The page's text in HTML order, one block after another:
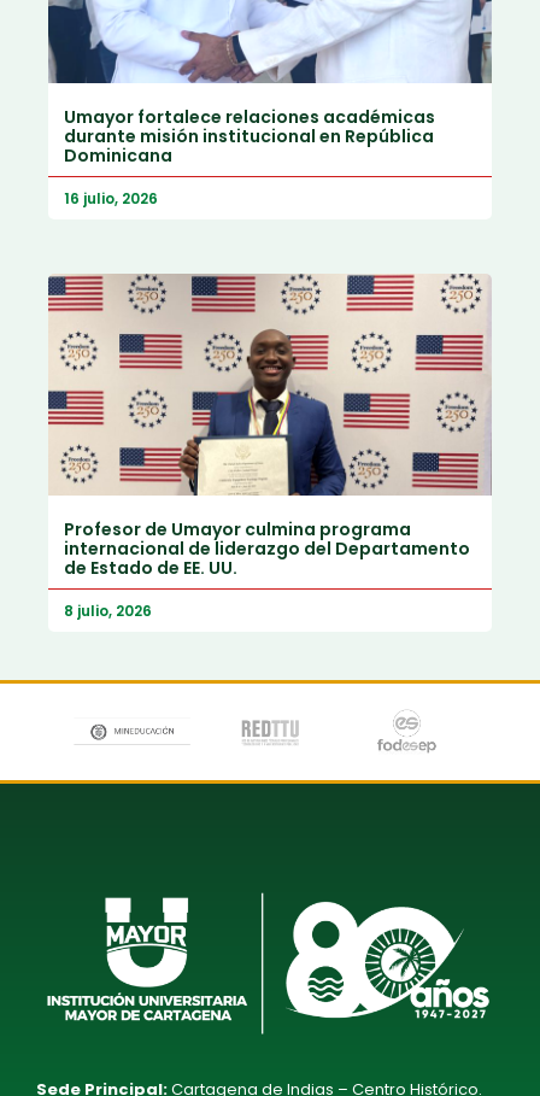
Umayor fortalece relaciones académicas
durante misión institucional en República
Dominicana
16 julio, 2026
Profesor de Umayor culmina programa
internacional de liderazgo del Departamento
de Estado de EE. UU.
8 julio, 2026
Sede Principal:Cartagena de Indias – Centro Histórico.